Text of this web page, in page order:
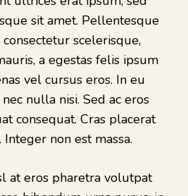
sit amet. Pellentesque
scelerisque,
a egestas felis ipsum
vel cursus eros. In eu
nulla nisi. Sed ac eros
consequat. Cras placerat
non est massa.
at eros pharetra volutpat